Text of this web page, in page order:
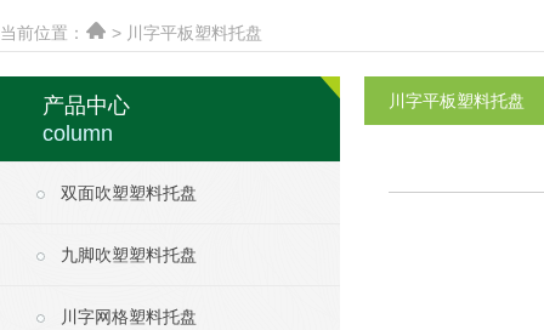
当前位置： > 川字平板塑料托盘
产品中心
column
双面吹塑塑料托盘
九脚吹塑塑料托盘
川字网格塑料托盘
川字平板塑料托盘